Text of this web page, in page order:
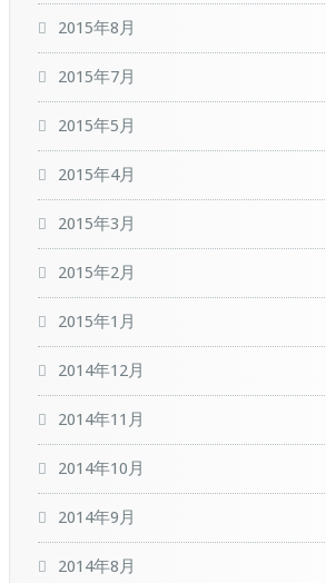
2015年8月
2015年7月
2015年5月
2015年4月
2015年3月
2015年2月
2015年1月
2014年12月
2014年11月
2014年10月
2014年9月
2014年8月